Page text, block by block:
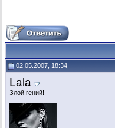
02.05.2007, 18:34
Lala
Злой гений!